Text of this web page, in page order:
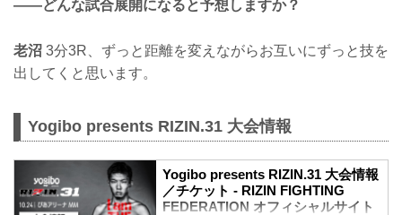
——どんな試合展開になると予想しますか？
老沼 3分3R、ずっと距離を変えながらお互いにずっと技を
出してくと思います。
Yogibo presents RIZIN.31 大会情報
Yogibo presents RIZIN.31 大会情報
／チケット - RIZIN FIGHTING
FEDERATION オフィシャルサイト